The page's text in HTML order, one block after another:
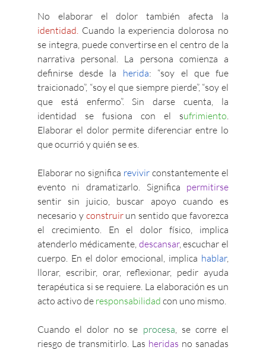
identidad. Cuando la experiencia dolorosa no
se integra, puede convertirse en el centro de la
narrativa personal. La persona comienza a
definirse desde la herida: “soy el que fue
traicionado”, “soy el que siempre pierde”, “soy el
que está enfermo”. Sin darse cuenta, la
identidad se fusiona con el sufrimiento
Elaborar el dolor permite diferenciar entre lo
que ocurrió y quién se es.
Elaborar no significa revivir constantemente el
evento ni dramatizarlo. Significa
sentir sin juicio, buscar apoyo cuando es
necesario y construir un sentido que favorezca
el crecimiento. En el dolor físico, implica
atenderlo médicamente, descansar, escuchar el
cuerpo. En el dolor emocional, implica hablar,
llorar, escribir, orar, reflexionar, pedir ayuda
terapéutica si se requiere. La elaboración es un
acto activo de responsabilidad con uno mismo.
Cuando el dolor no se procesa , se corre el
riesgo de transmitirlo. Las heridas no sanadas